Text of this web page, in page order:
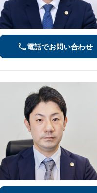
電話でお問い合わせ